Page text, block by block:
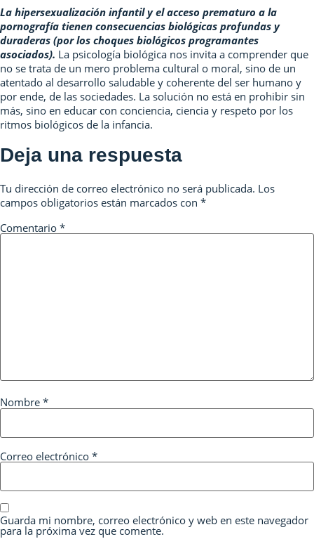
La hipersexualización infantil y el acceso prematuro a la
pornografía tienen consecuencias biológicas profundas y
duraderas (por los choques biológicos programantes
asociados). La psicología biológica nos invita a comprender que
no se trata de un mero problema cultural o moral, sino de un
atentado al desarrollo saludable y coherente del ser humano y
por ende, de las sociedades. La solución no está en prohibir sin
más, sino en educar con conciencia, ciencia y respeto por los
ritmos biológicos de la infancia.
Deja una respuesta
Tu dirección de correo electrónico no será publicada. Los
campos obligatorios están marcados con *
Comentario *
Nombre *
Correo electrónico *
Guarda mi nombre, correo electrónico y web en este navegador
para la próxima vez que comente.